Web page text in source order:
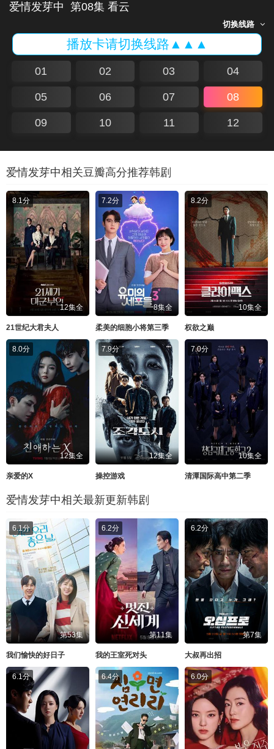
爱情发芽中 第08集 看云
切换线路
播放卡请切换线路▲▲▲
01 02 03 04
05 06 07 08
09 10 11 12
爱情发芽中相关豆瓣高分推荐韩剧
8.1分
12集全
21世纪大君夫人
7.2分
8集全
柔美的细胞小将第三季
8.2分
10集全
权欲之巅
8.0分
12集全
亲爱的X
7.9分
12集全
操控游戏
7.0分
10集全
清潭国际高中第二季
爱情发芽中相关最新更新韩剧
6.1分
第53集
我们愉快的好日子
6.2分
第11集
我的王室死对头
6.2分
第7集
大叔再出招
6.1分 6.4分 6.0分